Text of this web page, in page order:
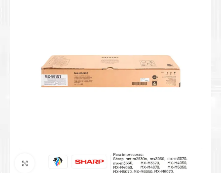
Agrandar